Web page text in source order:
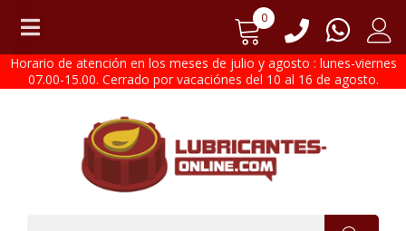
0
Horario de atención en los meses de julio y agosto : lunes-viernes
07.00-15.00. Cerrado por vacaciónes del 10 al 16 de agosto.